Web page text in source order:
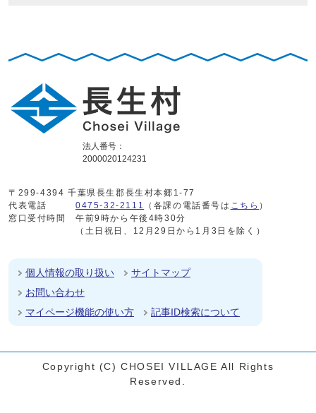
法人番号：
2000020124231
〒299-4394 千葉県長生郡長生村本郷1-77
代表電話
0475-32-2111 （各課の電話番号は こちら ）
窓口受付時間
午前9時から午後4時30分
（土日祝日、12月29日から1月3日を除く）
個人情報の取り扱い
サイトマップ
お問い合わせ
マイページ機能の使い方
記事ID検索について
Copyright (C) CHOSEI VILLAGE All Rights
Reserved.